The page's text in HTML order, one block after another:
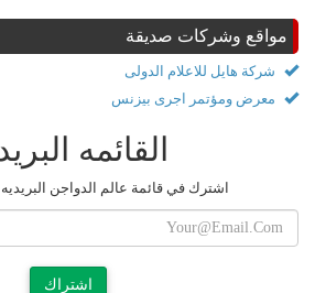
مواقع وشركات صديقة
شركة هايل للاعلام الدولى
معرض ومؤتمر اجرى بيزنس
القائمه
اشترك في قائمة عالم الدواجن
اشتراك